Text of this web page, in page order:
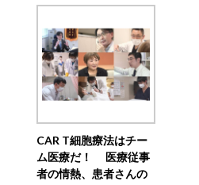
CAR T細胞療法はチー
ム医療だ！ 医療従事
者の情熱、患者さんの